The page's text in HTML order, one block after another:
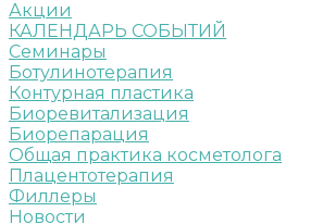
Акции
КАЛЕНДАРЬ СОБЫТИЙ
Семинары
Ботулинотерапия
Контурная пластика
Биоревитализация
Биорепарация
Общая практика косметолога
Плацентотерапия
Филлеры
Новости